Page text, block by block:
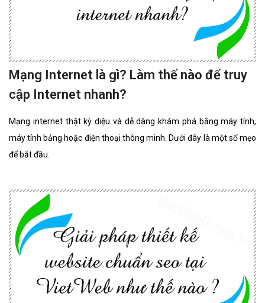
Mạng Internet là gì? Làm thế nào để truy
cập Internet nhanh?
Mạng internet thật kỳ diệu và dễ dàng khám phá bằng máy tính,
máy tính bảng hoặc điện thoại thông minh. Dưới đây là một số mẹo
để bắt đầu.